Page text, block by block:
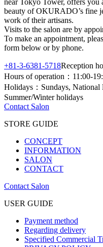
beauty of OKURADO’s fine
work of their artisans.
Visits to the salon are by
To make an appointment,
form below or by phone.
+81-3-6381-5718Reception
Hours of operation：11:00-
Holidays：Sundays, National
Summer/Winter holidays
Contact Salon
STORE GUIDE
CONCEPT
INFORMATION
SALON
CONTACT
Contact Salon
USER GUIDE
Payment method
Regarding delivery
Specified Commercial